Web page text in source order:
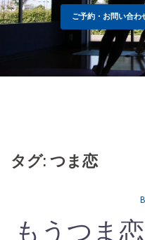
ご予約・お問い合わ
タグ: つま恋
もうつま